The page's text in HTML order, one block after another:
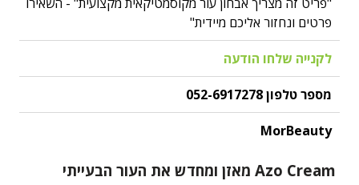
פרטים ונחזור אליכם מיידית"
לקנייה שלחו הודעה
מספר טלפון 052-6917278
MorBeauty